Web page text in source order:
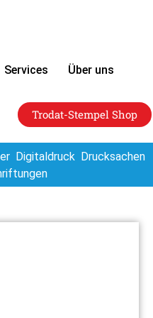
Services Über uns
Trodat-Stempel Shop
Digitaldruck Drucksachen